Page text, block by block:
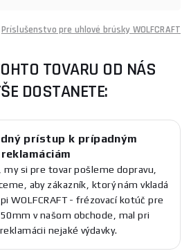
Príslušenstvo pre uhlové brúsky WOLFCRAFT
TOVARU OD NÁS
DOSTANETE:
prístup k prípadným
reklamáciám
si pre tovar pošleme dopravu,
aby zákazník, ktorý nám vkladá
WOLFCRAFT - frézovací kotúč pre
v našom obchode, mal pri
nejaké výdavky.